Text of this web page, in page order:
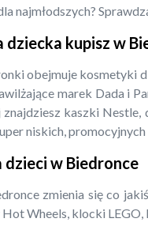
najmłodszych?
dziecka kupisz w
obejmuje kosmetyki
marek Dada i
kaszki
niskich, promocyjnych
dzieci w Biedronce
zmienia się co
Wheels, klocki